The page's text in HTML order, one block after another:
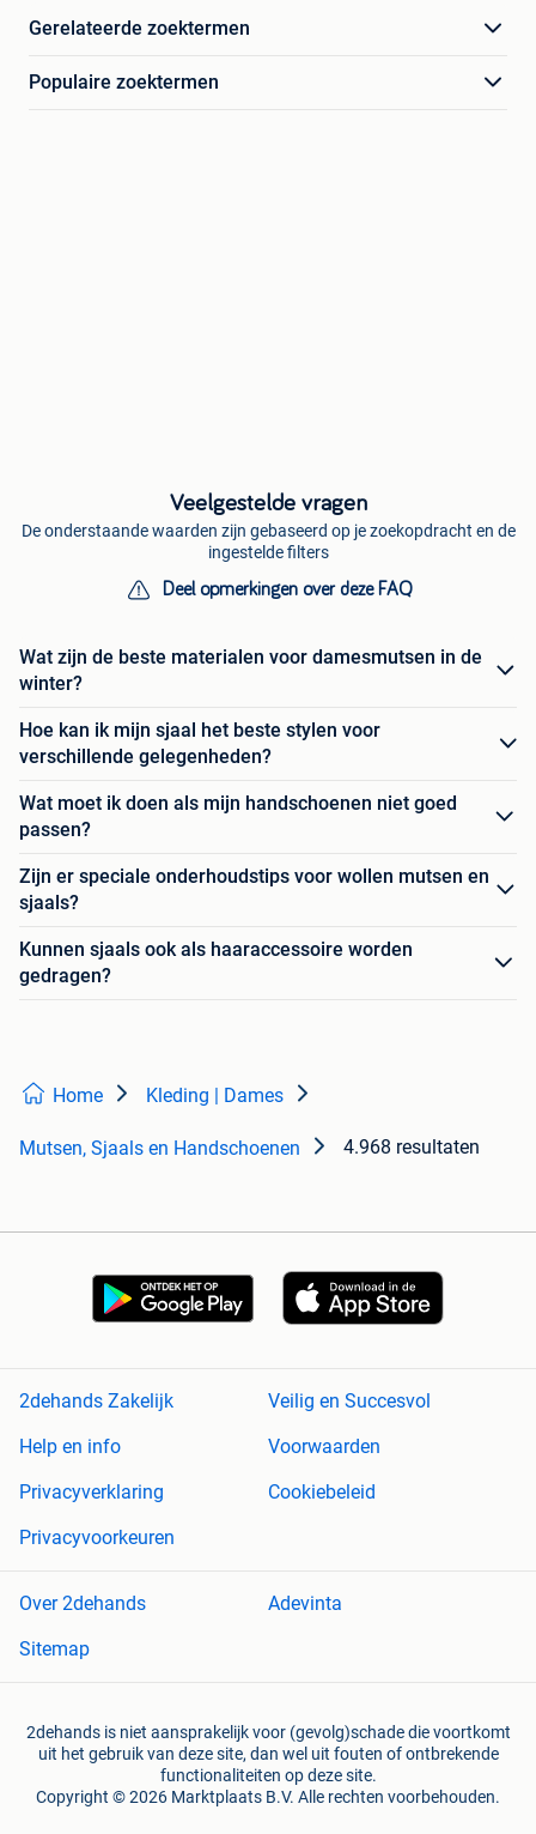
Gerelateerde zoektermen
Populaire zoektermen
Veelgestelde vragen
De onderstaande waarden zijn gebaseerd op je zoekopdracht en de
ingestelde filters
Deel opmerkingen over deze FAQ
Wat zijn de beste materialen voor damesmutsen in de
winter?
Hoe kan ik mijn sjaal het beste stylen voor
verschillende gelegenheden?
Wat moet ik doen als mijn handschoenen niet goed
passen?
Zijn er speciale onderhoudstips voor wollen mutsen en
sjaals?
Kunnen sjaals ook als haaraccessoire worden
gedragen?
Home Kleding | Dames
Mutsen, Sjaals en Handschoenen 4.968 resultaten
2dehands Zakelijk
Veilig en Succesvol
Help en info
Voorwaarden
Privacyverklaring
Cookiebeleid
Privacyvoorkeuren
Over 2dehands
Adevinta
Sitemap
2dehands is niet aansprakelijk voor (gevolg)schade die voortkomt
uit het gebruik van deze site, dan wel uit fouten of ontbrekende
functionaliteiten op deze site.
Copyright © 2026 Marktplaats B.V. Alle rechten voorbehouden.